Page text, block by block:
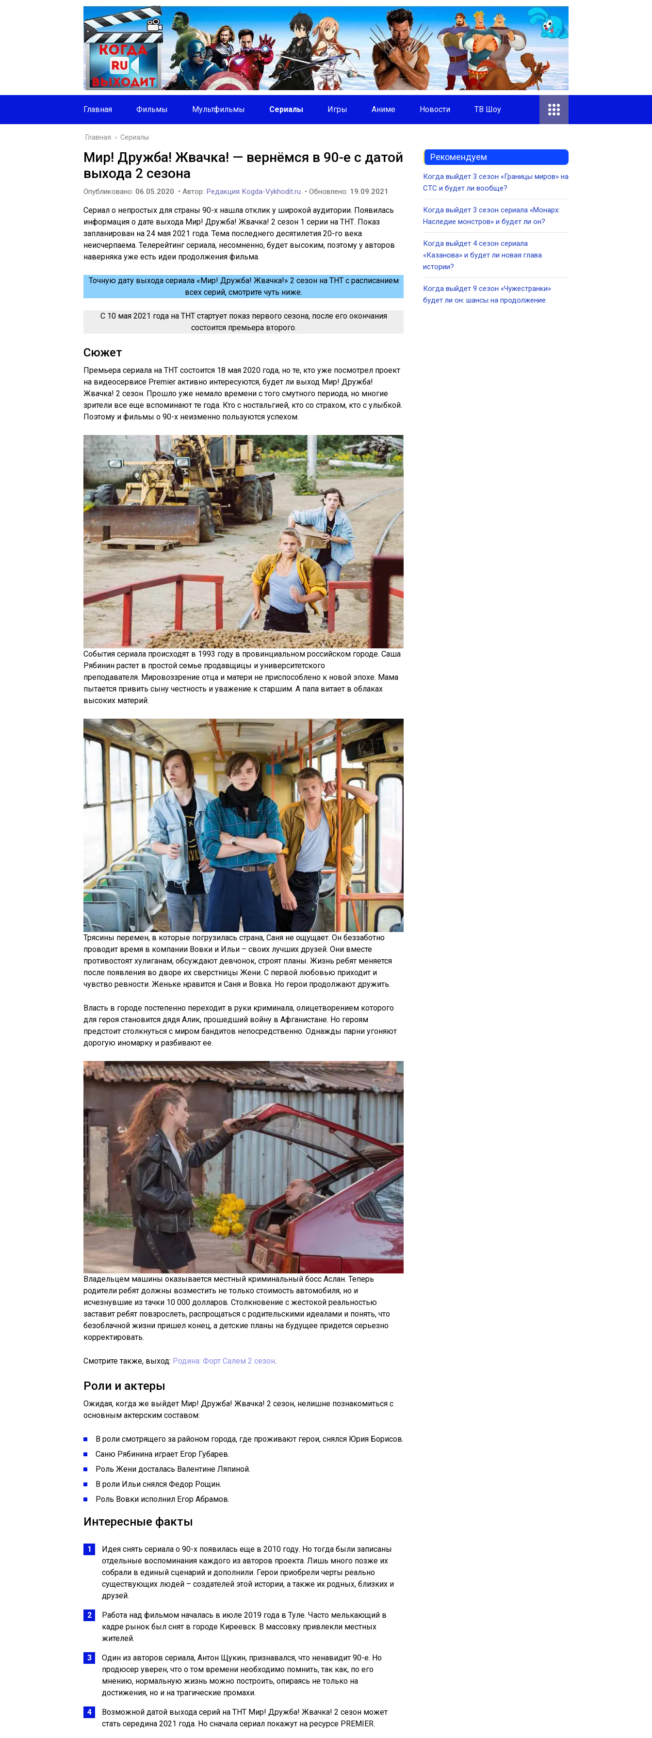
Главная Фильмы Мультфильмы Сериалы Игры Аниме Новости ТВ Шоу
Главная › Сериалы
Мир! Дружба! Жвачка! — вернёмся в 90-е с датой
выхода 2 сезона
Опубликовано: 06.05.2020 • Автор: Редакция Kogda-Vykhodit.ru • Обновлено: 19.09.2021
Сериал о непростых для страны 90-х нашла отклик у широкой аудитории. Появилась
информация о дате выхода Мир! Дружба! Жвачка! 2 сезон 1 серии на ТНТ. Показ
запланирован на 24 мая 2021 года. Тема последнего десятилетия 20-го века
неисчерпаема. Телерейтинг сериала, несомненно, будет высоким, поэтому у авторов
наверняка уже есть идеи продолжения фильма.
Точную дату выхода сериала «Мир! Дружба! Жвачка!» 2 сезон на ТНТ с расписанием
всех серий, смотрите чуть ниже.
С 10 мая 2021 года на ТНТ стартует показ первого сезона, после его окончания
состоится премьера второго.
Сюжет
Премьера сериала на ТНТ состоится 18 мая 2020 года, но те, кто уже посмотрел проект
на видеосервисе Premier активно интересуются, будет ли выход Мир! Дружба!
Жвачка! 2 сезон. Прошло уже немало времени с того смутного периода, но многие
зрители все еще вспоминают те года. Кто с ностальгией, кто со страхом, кто с улыбкой.
Поэтому и фильмы о 90-х неизменно пользуются успехом.
События сериала происходят в 1993 году в провинциальном российском городе. Саша
Рябинин растет в простой семье продавщицы и университетского
преподавателя. Мировоззрение отца и матери не приспособлено к новой эпохе. Мама
пытается привить сыну честность и уважение к старшим. А папа витает в облаках
высоких материй.
Трясины перемен, в которые погрузилась страна, Саня не ощущает. Он беззаботно
проводит время в компании Вовки и Ильи – своих лучших друзей. Они вместе
противостоят хулиганам, обсуждают девчонок, строят планы. Жизнь ребят меняется
после появления во дворе их сверстницы Жени. С первой любовью приходит и
чувство ревности. Женьке нравится и Саня и Вовка. Но герои продолжают дружить.
Власть в городе постепенно переходит в руки криминала, олицетворением которого
для героя становится дядя Алик, прошедший войну в Афганистане. Но героям
предстоит столкнуться с миром бандитов непосредственно. Однажды парни угоняют
дорогую иномарку и разбивают ее.
Владельцем машины оказывается местный криминальный босс Аслан. Теперь
родители ребят должны возместить не только стоимость автомобиля, но и
исчезнувшие из тачки 10 000 долларов. Столкновение с жестокой реальностью
заставит ребят повзрослеть, распрощаться с родительскими идеалами и понять, что
безоблачной жизни пришел конец, а детские планы на будущее придется серьезно
корректировать.
Смотрите также, выход: Родина: Форт Салем 2 сезон.
Роли и актеры
Ожидая, когда же выйдет Мир! Дружба! Жвачка! 2 сезон, нелишне познакомиться с
основным актерским составом:
В роли смотрящего за районом города, где проживают герои, снялся Юрия Борисов.
Саню Рябинина играет Егор Губарев.
Роль Жени досталась Валентине Ляпиной.
В роли Ильи снялся Федор Рощин.
Роль Вовки исполнил Егор Абрамов.
Интересные факты
Идея снять сериала о 90-х появилась еще в 2010 году. Но тогда были записаны
отдельные воспоминания каждого из авторов проекта. Лишь много позже их
собрали в единый сценарий и дополнили. Герои приобрели черты реально
существующих людей – создателей этой истории, а также их родных, близких и
друзей.
Работа над фильмом началась в июле 2019 года в Туле. Часто мелькающий в
кадре рынок был снят в городе Киреевск. В массовку привлекли местных
жителей.
Один из авторов сериала, Антон Щукин, признавался, что ненавидит 90-е. Но
продюсер уверен, что о том времени необходимо помнить, так как, по его
мнению, нормальную жизнь можно построить, опираясь не только на
достижения, но и на трагические промахи.
Возможной датой выхода серий на ТНТ Мир! Дружба! Жвачка! 2 сезон может
стать середина 2021 года. Но сначала сериал покажут на ресурсе PREMIER.
Рекомендуем
Когда выйдет 3 сезон «Границы миров» на
СТС и будет ли вообще?
Когда выйдет 3 сезон сериала «Монарх:
Наследие монстров» и будет ли он?
Когда выйдет 4 сезон сериала
«Казанова» и будет ли новая глава
истории?
Когда выйдет 9 сезон «Чужестранки»
будет ли он: шансы на продолжение